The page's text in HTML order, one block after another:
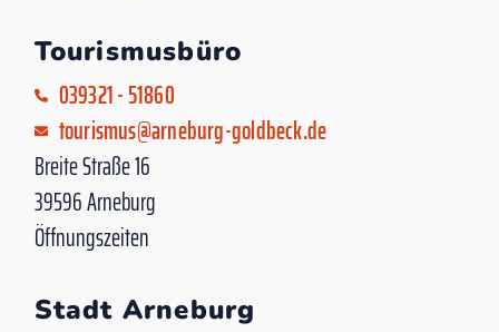
Tourismusbüro
039321 - 51860
tourismus@arneburg-goldbeck.de
Breite Straße 16
39596 Arneburg
Öffnungszeiten
Stadt Arneburg